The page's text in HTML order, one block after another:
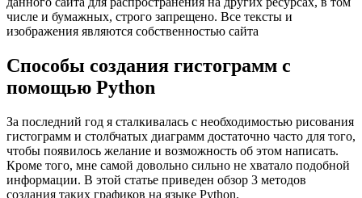
числе и бумажных, строго запрещено. Все тексты и
изображения являются собственностью сайта
Способы создания гистограмм с
помощью Python
За последний год я сталкивалась с необходимостью рисования
гистограмм и столбчатых диаграмм достаточно часто для того,
чтобы появилось желание и возможность об этом написать.
Кроме того, мне самой довольно сильно не хватало подобной
информации. В этой статье приведен обзор 3 методов
создания таких графиков на языке Python.